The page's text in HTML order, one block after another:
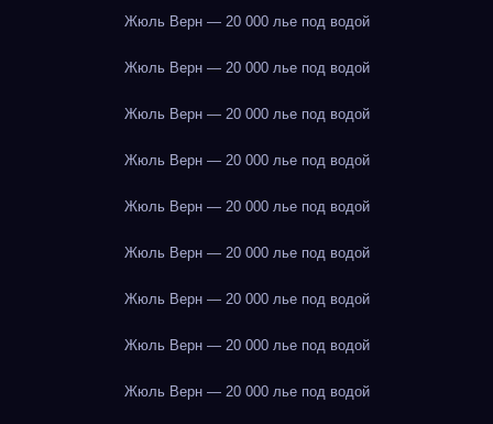
Жюль Верн — 20 000 лье под водой
Жюль Верн — 20 000 лье под водой
Жюль Верн — 20 000 лье под водой
Жюль Верн — 20 000 лье под водой
Жюль Верн — 20 000 лье под водой
Жюль Верн — 20 000 лье под водой
Жюль Верн — 20 000 лье под водой
Жюль Верн — 20 000 лье под водой
Жюль Верн — 20 000 лье под водой